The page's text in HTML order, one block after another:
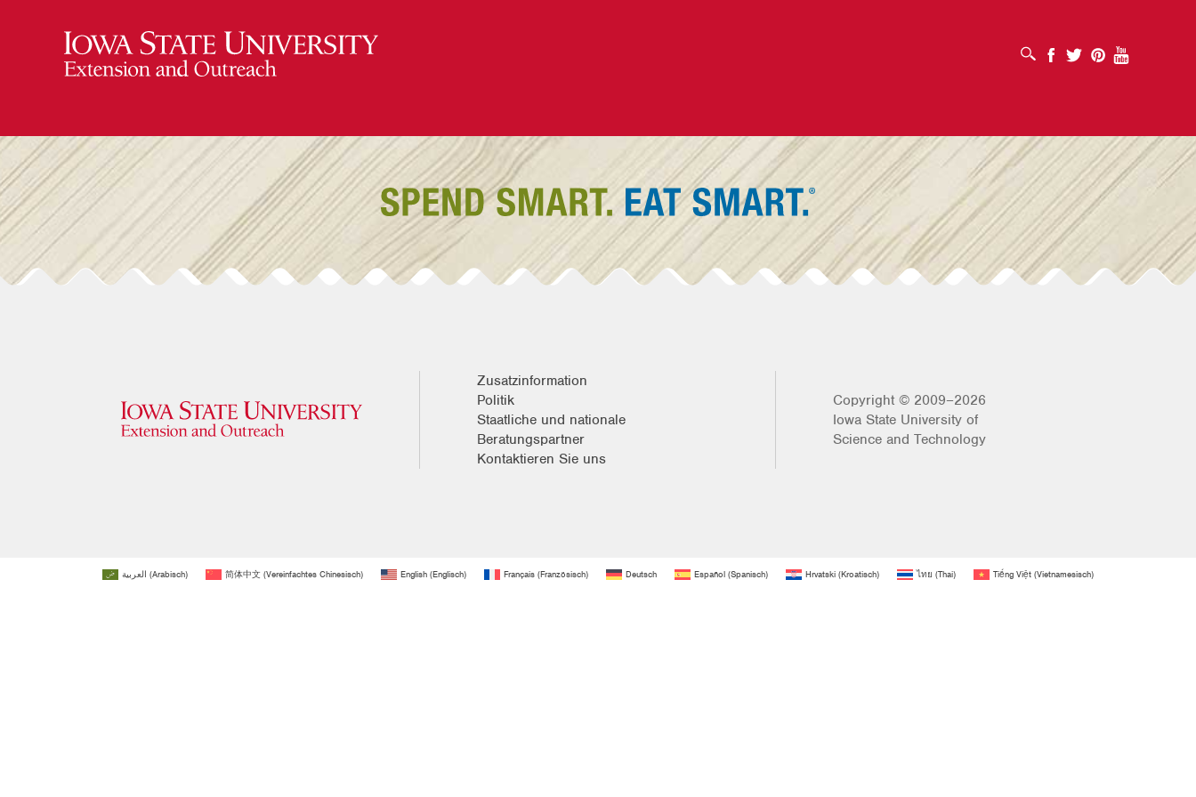
SUCHFELD ÖFFNENFacebook
Twitter PinterestYoutube
Zusatzinformation
Politik
Staatliche und nationale
Beratungspartner
Kontaktieren Sie uns
Copyright © 2009–2026
Iowa State University of
Science and Technology
العربية (Arabisch) 简体中文 (Vereinfachtes Chinesisch) English (Englisch) Français (Französisch) Deutsch Español (Spanisch) Hrvatski (Kroatisch) ไทย (Thai) Tiếng Việt (Vietnamesisch)